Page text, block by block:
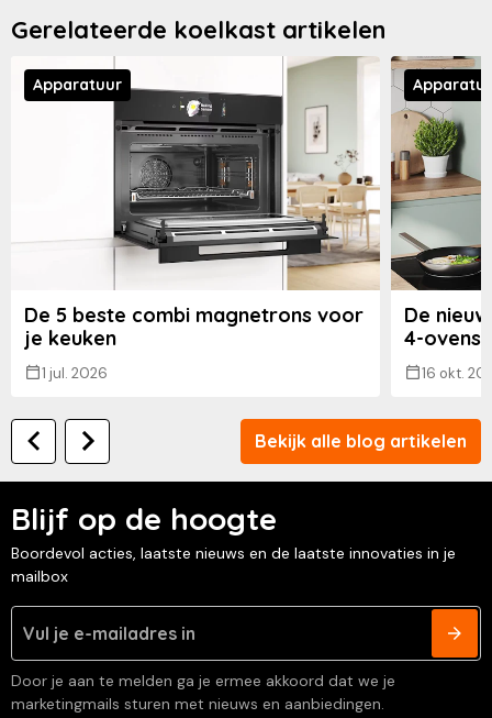
Gerelateerde koelkast artikelen
Apparatuur
De 5 beste combi magnetrons voor
je keuken
1 jul. 2026
De
4-ovens
16 okt.
Bekijk alle blog artikelen
Blijf op de hoogte
Boordevol acties, laatste nieuws en de laatste innovaties in je
mailbox
Door je aan te melden ga je ermee akkoord dat we je
marketingmails sturen met nieuws en aanbiedingen.